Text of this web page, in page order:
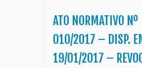
Institui Grupo de
promover o
Centro Judiciário de
Conflitos e Cidadania –
COMARCA DE
ATO NORMATIVO Nº
010/2017 – DISP.
19/01/2017 –